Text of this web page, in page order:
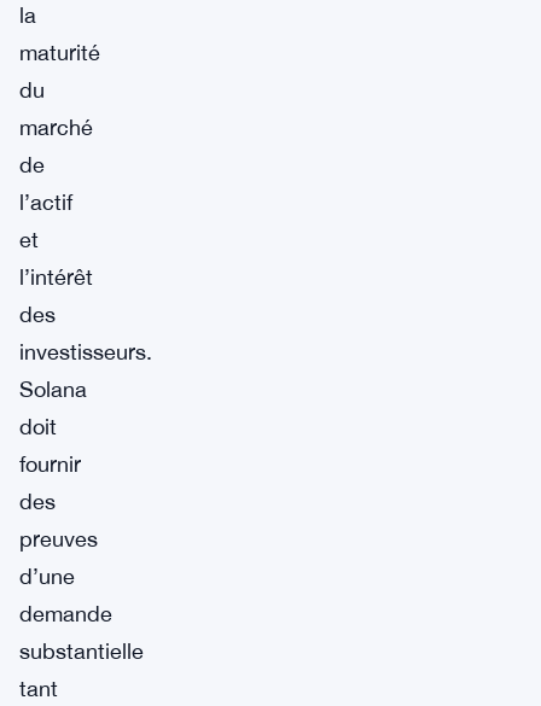
la
maturité
du
marché
de
l’actif
et
l’intérêt
des
investisseurs.
Solana
doit
fournir
des
preuves
d’une
demande
substantielle
tant